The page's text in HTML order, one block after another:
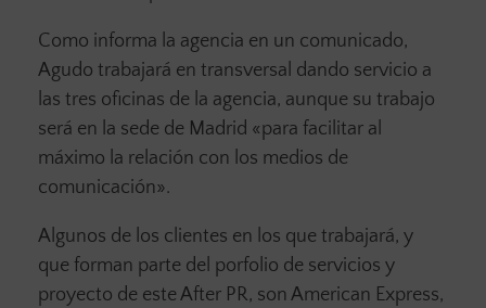
Como informa la agencia en un comunicado,
Agudo trabajará en transversal dando servicio a
las tres oficinas de la agencia, aunque su trabajo
será en la sede de Madrid «para facilitar al
máximo la relación con los medios de
comunicación».
Algunos de los clientes en los que trabajará, y
que forman parte del porfolio de servicios y
proyecto de este After PR, son American Express,